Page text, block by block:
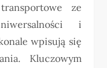
ze
i
wpisują się
Kluczowym